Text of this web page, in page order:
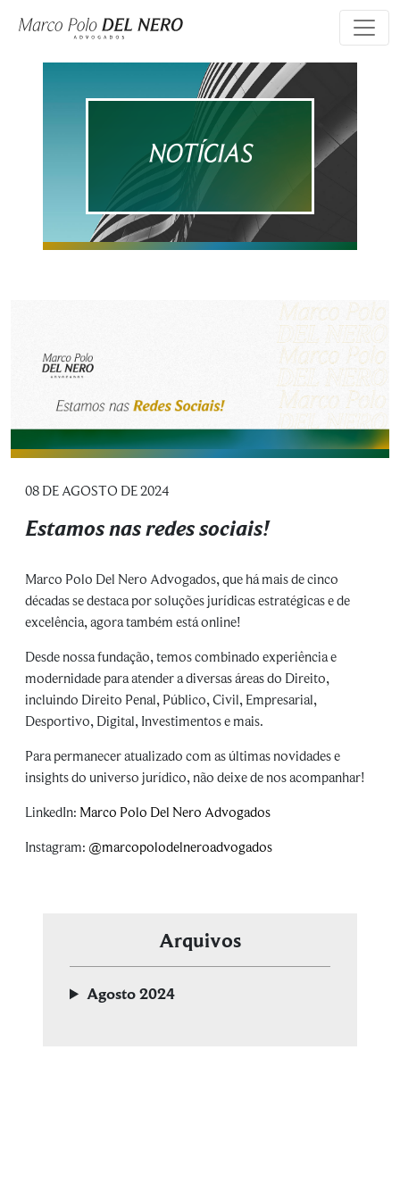
NOTÍCIAS
08 DE AGOSTO DE 2024
Estamos nas redes sociais!
Marco Polo Del Nero Advogados, que há mais de cinco
décadas se destaca por soluções jurídicas estratégicas e de
excelência, agora também está online!
Desde nossa fundação, temos combinado experiência e
modernidade para atender a diversas áreas do Direito,
incluindo Direito Penal, Público, Civil, Empresarial,
Desportivo, Digital, Investimentos e mais.
Para permanecer atualizado com as últimas novidades e
insights do universo jurídico, não deixe de nos acompanhar!
LinkedIn: Marco Polo Del Nero Advogados
Instagram: @marcopolodelneroadvogados
Arquivos
Agosto 2024